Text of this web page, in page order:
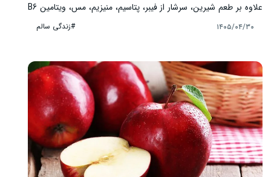
علاوه بر طعم شیرین، سرشار از فیبر، پتاسیم، منیزیم، مس، ویتامین B6
و ترکیبات آنتی‌اکسیدانی مانند فلاونوئیدها، کاروتنوئیدها و اسیدهای
یک رژیم غذایی سالم باشد. در این مقاله، خواص خرما را بر اساس
شواهد علمی و نکات تغذیه‌ای بررسی می‌کنیم و به رایج‌ترین پرسش‌ها
درباره مصرف این میوه پاسخ می‌دهیم.
۱۴۰۵/۰۴/۳۰ #زندگی سالم